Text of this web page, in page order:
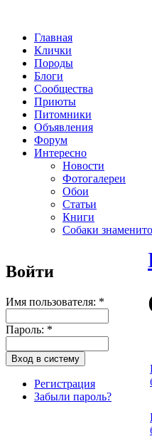
Главная
Клички
Породы
Блоги
Сообщества
Приюты
Питомники
Объявления
Форум
Интересно
Новости
Фотогалереи
Обои
Статьи
Книги
Собаки
Войти
Имя пользователя: *
Пароль: *
Регистрация
Забыли пароль?